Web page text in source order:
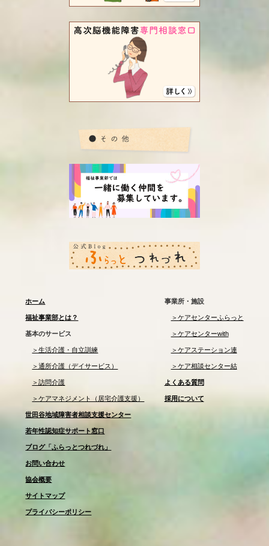
ホーム
福祉事業部とは？
基本のサービス
＞生活介護・自立訓練
＞通所介護（デイサービス）
＞訪問介護
＞ケアマネジメント（居宅介護支援）
事業所・施設
＞ケアセンターふらっと
＞ケアセンターwith
＞ケアステーション連
＞ケア相談センター結
よくある質問
採用について
世田谷地域障害者相談支援センター
若年性認知症サポート窓口
ブログ「ふらっとつれづれ」
お問い合わせ
協会概要
サイトマップ
プライバシーポリシー